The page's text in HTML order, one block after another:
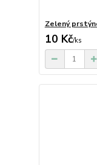
Zelený
10 Kč/ks